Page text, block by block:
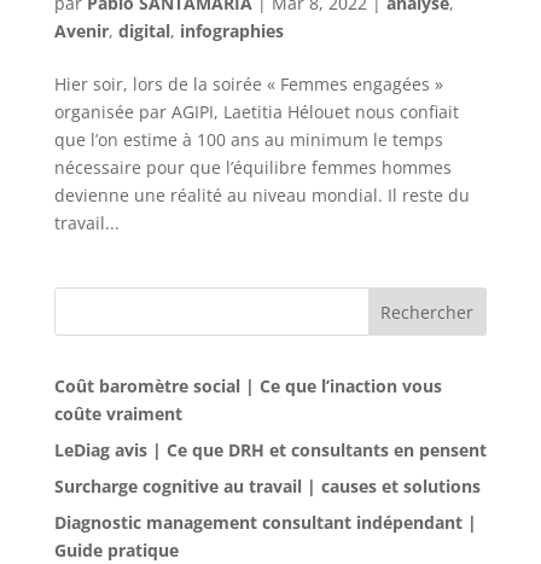
Avenir, digital, infographies
Hier soir, lors de la soirée « Femmes engagées »
organisée par AGIPI, Laetitia Hélouet nous confiait
que l’on estime à 100 ans au minimum le temps
nécessaire pour que l’équilibre femmes hommes
devienne une réalité au niveau mondial. Il reste du
travail...
Rechercher
Coût baromètre social | Ce que l’inaction vous
coûte vraiment
LeDiag avis | Ce que DRH et consultants en pensent
Surcharge cognitive au travail | causes et solutions
Diagnostic management consultant indépendant |
Guide pratique